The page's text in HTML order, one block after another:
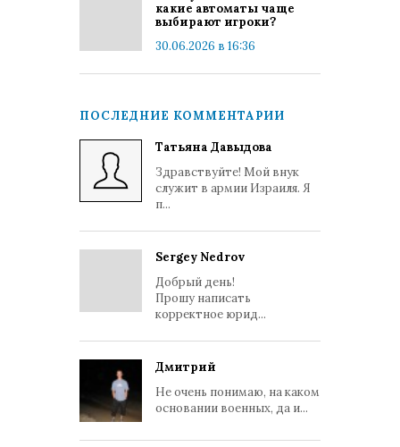
какие автоматы чаще
выбирают игроки?
30.06.2026 в 16:36
ПОСЛЕДНИЕ КОММЕНТАРИИ
Татьяна Давыдова
Здравствуйте! Мой внук
служит в армии Израиля. Я
п...
Sergey Nedrov
Добрый день!
Прошу написать
корректное юрид...
Дмитрий
Не очень понимаю, на каком
основании военных, да и...